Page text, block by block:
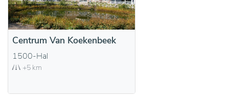
Centrum Van Koekenbeek
1500-Hal
+5 km